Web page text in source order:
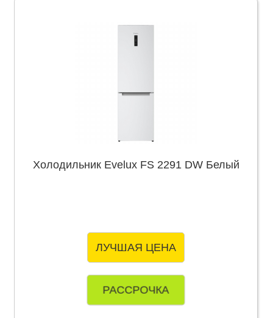
Холодильник Evelux FS 2291 DW Белый
ЛУЧШАЯ ЦЕНА
РАССРОЧКА